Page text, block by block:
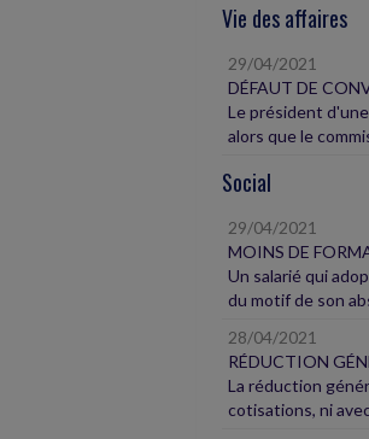
Vie des affaires
29/04/2021
DÉFAUT DE
Le président
alors que le
Social
29/04/2021
MOINS DE
Un salarié qui
du motif de son
28/04/2021
RÉDUCTION
La réduction
cotisations, ni